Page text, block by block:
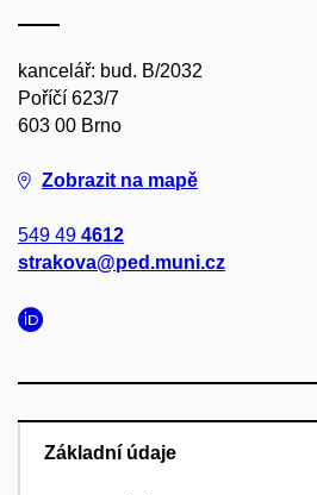
kancelář: bud. B/2032
Poříčí 623/7
603 00 Brno
Zobrazit na mapě
549 49 4612
strakova@ped.muni.cz
Základní údaje